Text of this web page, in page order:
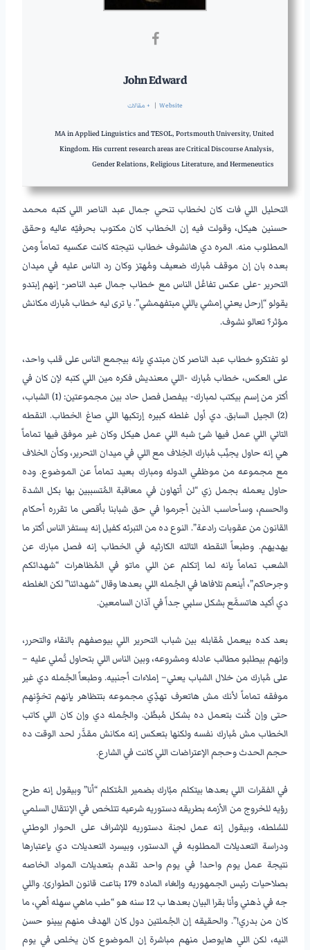
John Edward
Website
| + مقالات
MA in Applied Linguistics and TESOL, Portsmouth University, United
Kingdom. His current research areas are Critical Discourse Analysis,
Gender Relations, Religious Literature, and Hermeneutics
التحليل اللي فات كان لخطاب تنحي جمال عبد الناصر اللي كتبه محمد
حسنين هيكل، وقولت فيه إن الخطاب كان مكتوب بحرفيّه عاليه وحقق
المطلوب منه. المره دي هانشوف خطاب نتيجته كانت عكسيه تماماً ومن
بعده بان إن موقف مُبارك ضعيف ومُهتز وكان رد الناس عليه في ميدان
التحرير -على عكس تفاعُل الناس مع خطاب جمال عبد الناصر- إنهم إبتدو
يقولو “إرحل يعني إمشي ياللي مبتفهمشي”. يا ترى ليه خطاب مُبارك مكانش
مؤثر؟ تعالو نشوف.
لو تفتكرو خطاب عبد الناصر كان مبتدي بإنه بيجمع الناس على قلب واحد،
على العكس، خطاب مُبارك -اللي معنديش فكره مين اللي كتبه لإن كان في
أكتر من إسم بيكتب لمبارك- بيفصل فصل حاد بين مجموعتين: (1) الشباب،
(2) الجيل السابق. دي أول غلطه كبيره إرتكبها اللي صاغ الخطاب. النقطه
التاني اللي عمل فيها شئ شبه اللي عمل هيكل وكان غير موفق فيها تماماً
هي إنه حاول يجنِّب مُبارك الخِلاف مع اللي في ميدان التحرير، وكأن الخلاف
مع مجموعه من موظفي الدوله ومبارك بعيد تماماً عن الموضوع. وده
حاول يعمله بجمل زي “لن أتهاون في معاقبة المُتسببين بها بكل الشدة
والحسم، وسأحاسب الذين أجرموا في حق شبابنا بأقصى ما تقرره أحكام
القانون من عقوبات رادعة”. النوع ده من التبرئه كفيل إنه يستفز الناس أكتر ما
يهديهم. وطبعاً النقطه التالته الكارثيه في الخطاب إنه فصل مبارك عن
الشعب تماماً بإنه لما إتكلم عن اللي ماتو في المُظاهرات “شهدائكم
وجرحاكم”، أينعم تلافاها في الجُمله اللي بعدها وقال “شهدائنا” لكن الغلطه
دي أكيد هاتسمَّع بشكل سلبي جداً في آذان السامعين.
بعد كده بيعمل مُقابله بين شباب التحرير اللي بيوصفهم بالنقاء والتحرر،
وإنهم بيطلبو مطالب عادله ومشروعه، وبين الناس اللي بتحاول تُملي عليه –
على مُبارك من خلال الشباب يعني– إملاءات أجنبيه. وطبعاً الجُمله دي غير
موفقه تماماً لأنك مش هاتعرف تهدِّي مجموعه بتتظاهر بإنهم تخوِّنهم
حتى وإن كُنت بتعمل ده بشكل مُبطَّن. والجُمله دي وإن كان اللي كاتب
الخطاب مش مُبارك نفسه ولكنها بتعكس إنه مكانش مقدَّر لحد الوقت ده
حجم الحدث وحجم الإعتراضات اللي كانت في الشارع.
في الفقرات اللي بعدها بيتكلم مبُارك بضمير المُتكلم “أنا” وبيقول إنه طرح
رؤيه للخروج من الأزمه بطريقه دستوريه شرعيه تتلخص في الإنتقال السلمي
للسُلطه، وبيقول إنه عمل لجنة دستوريه للإشراف على الحوار الوطني
ودراسة التعديلات المطلوبه في الدستور، وبيسرد التعديلات دي بإعتبارها
نتيجة عمل يوم واحد! في يوم واحد تقدم بتعديلات المواد الخاصه
بصلاحيات رئيس الجمهوريه وإلغاء الماده 179 بتاعت قانون الطوارئ. واللي
جه في ذهني وأنا بقرا البيان بعدها ب 12 سنه هو “طب ماهي سهله أهي، ما
كان من بدري!”. والحقيقه إن الجُملتين دول كان الهدف منهم يبينو حسن
النيه، لكن اللي هايوصل منهم مباشرة إن الموضوع كان يخلص في يوم